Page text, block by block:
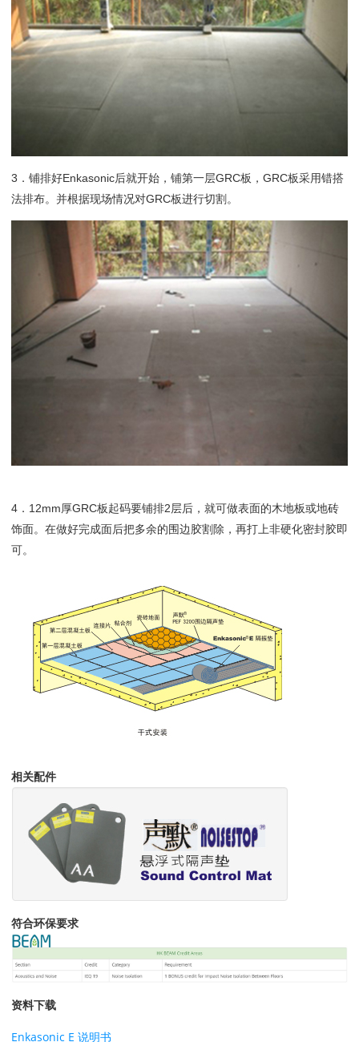
3．铺排好Enkasonic后就开始，铺第一层GRC板，GRC板采用错搭
法排布。并根据现场情况对GRC板进行切割。
4．12mm厚GRC板起码要铺排2层后，就可做表面的木地板或地砖
饰面。在做好完成面后把多余的围边胶割除，再打上非硬化密封胶即
可。
相关配件
符合环保要求
资料下载
Enkasonic E 说明书